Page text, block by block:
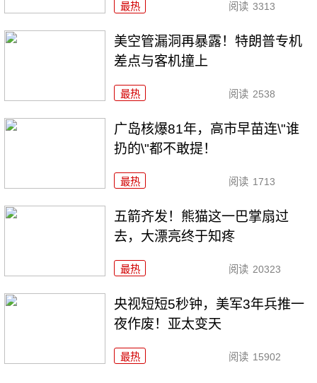
最热 阅读 3313
美空管漏洞再暴露！特朗普专机
差点与客机撞上
最热 阅读 2538
广岛核爆81年，高市早苗连\"谁
扔的\"都不敢提！
最热 阅读 1713
五箭齐发！熊猫这一巴掌扇过
去，大漂亮终于知疼
最热 阅读 20323
央视短短5秒钟，美军3年兵推一
夜作废！亚太变天
最热 阅读 15902